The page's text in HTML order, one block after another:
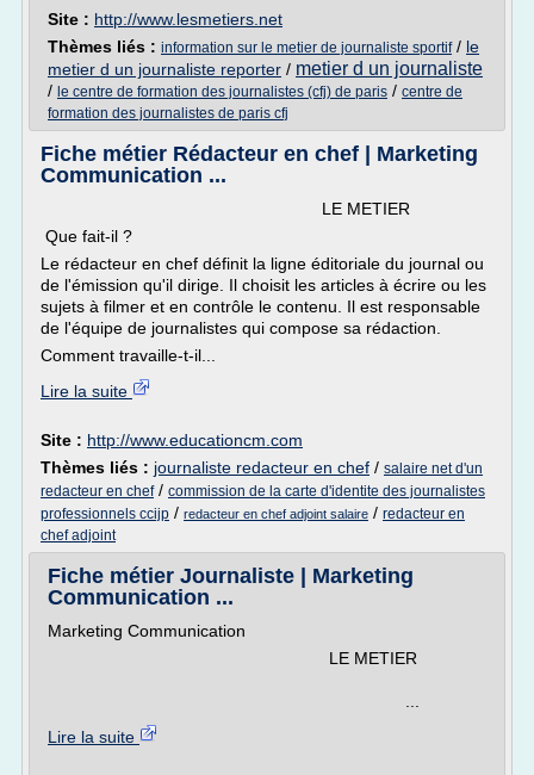
Site : http://www.lesmetiers.net
Thèmes liés : information sur le metier de journaliste sportif/ le
metier d un journaliste reporter / metier d un journaliste
/ le centre de formation des journalistes (cfj) de paris / centre de
formation des journalistes de paris cfj
Fiche métier Rédacteur en chef | Marketing
Communication ...
LE METIER
Que fait-il ?
Le rédacteur en chef définit la ligne éditoriale du journal ou
de l'émission qu'il dirige. Il choisit les articles à écrire ou les
sujets à filmer et en contrôle le contenu. Il est responsable
de l'équipe de journalistes qui compose sa rédaction.
Comment travaille-t-il...
Lire la suite
Site : http://www.educationcm.com
Thèmes liés : journaliste redacteur en chef / salaire net d'un
redacteur en chef/ commission de la carte d'identite des journalistes
professionnels ccijp / redacteur en chef adjoint salaire / redacteur en
chef adjoint
Fiche métier Journaliste | Marketing
Communication ...
Marketing Communication
LE METIER
Lire la suite